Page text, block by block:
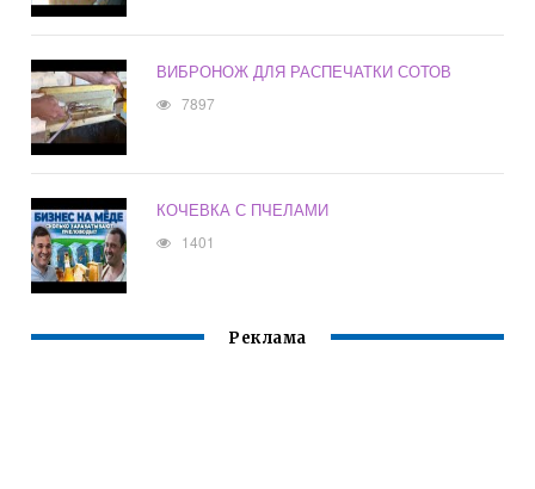
ВИБРОНОЖ ДЛЯ РАСПЕЧАТКИ СОТОВ
7897
КОЧЕВКА С ПЧЕЛАМИ
1401
Реклама